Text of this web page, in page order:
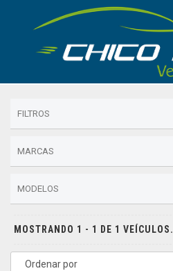
FILTROS
MARCAS
MODELOS
MOSTRANDO 1 - 1 DE 1 VEÍCULOS.
Ordenar por